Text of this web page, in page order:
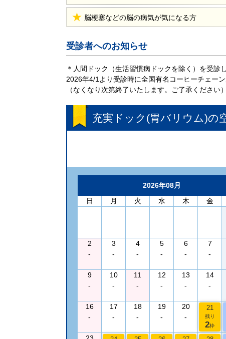
脳梗塞などの脳の病気が気になる方
受診者へのお知らせ
＊人間ドック（生活習慣病ドックを除く）を受診
2026年4/1より受診時に全国有名コーヒーチェー
（なくなり次第終了いたします。ご了承ください）
充実ドック(胃バリウム)の
2026年08月
日
月 火 水 木 金
2
-
3
-
4
-
5
-
6
-
7
-
9
-
10
-
11
-
12
-
13
-
14
-
16
-
17
-
18
-
19
-
20
-
21
残り
2枠